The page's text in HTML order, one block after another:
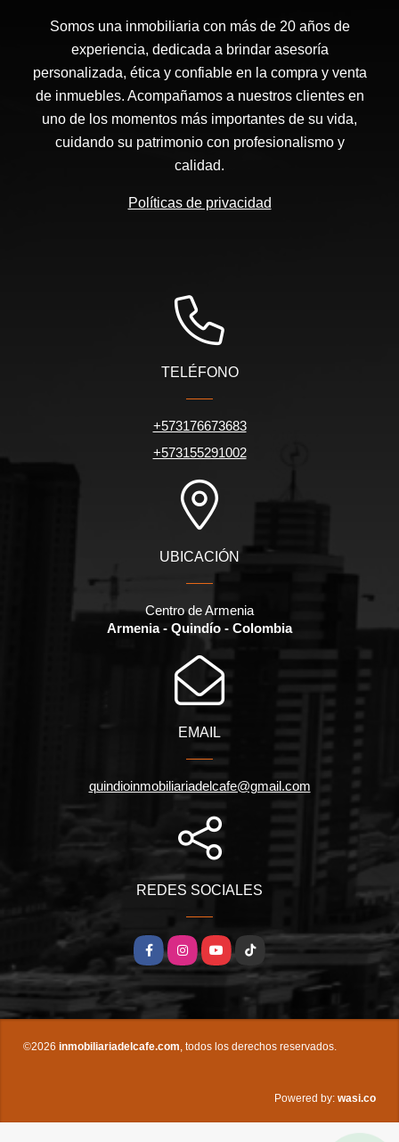
Somos una inmobiliaria con más de 20 años de
experiencia, dedicada a brindar asesoría
personalizada, ética y confiable en la compra y venta
de inmuebles. Acompañamos a nuestros clientes en
uno de los momentos más importantes de su vida,
cuidando su patrimonio con profesionalismo y
calidad.
Políticas de privacidad
TELÉFONO
+573176673683
+573155291002
UBICACIÓN
Centro de Armenia
Armenia - Quindío - Colombia
EMAIL
quindioinmobiliariadelcafe@gmail.com
REDES SOCIALES
FacebookInstagramYouTube
TikTok
©2026 inmobiliariadelcafe.com , todos los derechos reservados.
Powered by: wasi.co